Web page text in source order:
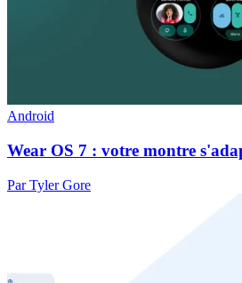
Android
Wear OS 7 : votre montre
Par Tyler Gore